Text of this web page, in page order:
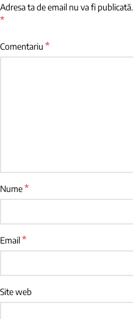
Adresa ta de email nu va fi publicată.
*
Comentariu *
Nume*
Email*
Site web